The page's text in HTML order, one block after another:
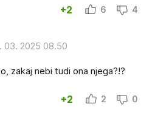
+2 6 4
03. 2025 08.50
zakaj nebi tudi ona njega?!?
+2 2 0